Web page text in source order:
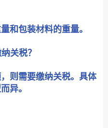
和包装材料的重量。
关税？
则需要缴纳关税。具体
异。